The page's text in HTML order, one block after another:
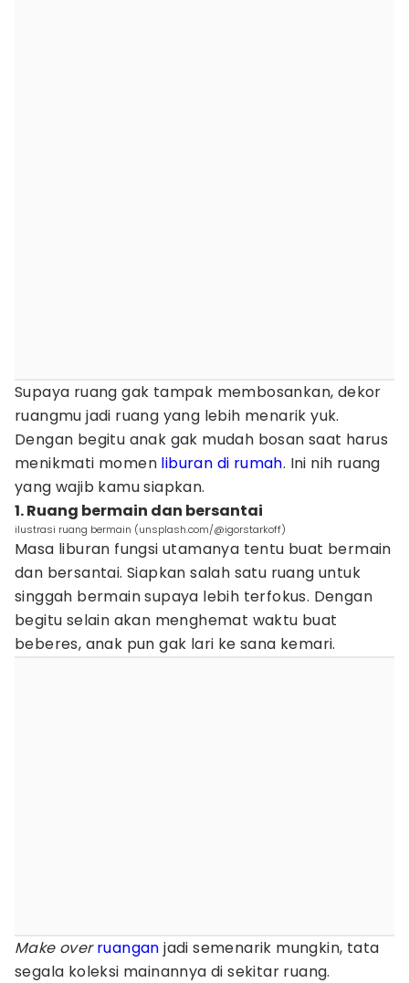
Supaya ruang gak tampak membosankan, dekor
ruangmu jadi ruang yang lebih menarik yuk.
Dengan begitu anak gak mudah bosan saat harus
menikmati momen liburan di rumah. Ini nih ruang
yang wajib kamu siapkan.
1. Ruang bermain dan bersantai
ilustrasi ruang bermain (unsplash.com/@igorstarkoff)
Masa liburan fungsi utamanya tentu buat bermain
dan bersantai. Siapkan salah satu ruang untuk
singgah bermain supaya lebih terfokus. Dengan
begitu selain akan menghemat waktu buat
beberes, anak pun gak lari ke sana kemari.
Make over ruangan jadi semenarik mungkin, tata
segala koleksi mainannya di sekitar ruang.